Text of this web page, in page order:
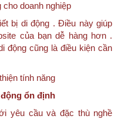
doanh nghiệp
bị di động . Điều này giúp
của bạn dễ hàng hơn .
động cũng là điều kiện cần
tính năng
ổn định
yêu cầu và đặc thù nghề